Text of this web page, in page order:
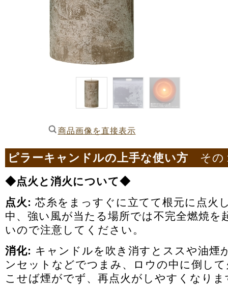
商品画像を直接表示
ピラーキャンドルの上手な使い方 その
◆点火と消火について◆
点火: 芯糸をまっすぐに立てて根元に点火
中、強い風が当たる場所では不完全燃焼を
いので注意してください。
消化: キャンドルを吹き消すとススや油煙
ンセットなどでつまみ、ロウの中に倒し
こせば煙がでず、再点火がしやすくなりま